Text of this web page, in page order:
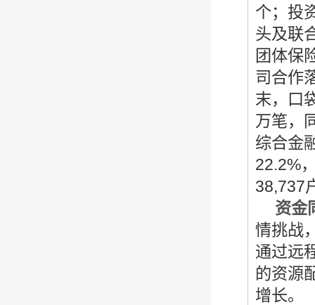
个；投
头及联
团体保
司合作
末，口
万笔，
综合金
22.2%
38,737
资金
情挑战
通过远
的资源
增长。